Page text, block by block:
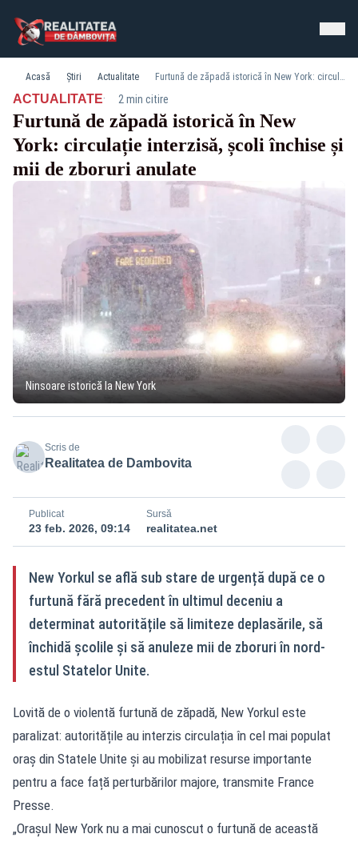
Acasă Știri Actualitate Furtună de zăpadă istorică în New York: circulație interzisă, școli închise și mii de zboruri anulate
ACTUALITATE· 2 min citire
Furtună de zăpadă istorică în New
York: circulație interzisă, școli închise și
mii de zboruri anulate
Ninsoare istorică la New York
Scris de
Realitatea de Dambovita
Publicat
23 feb. 2026, 09:14
Sursă
realitatea.net
New Yorkul se află sub stare de urgență după ce o
furtună fără precedent în ultimul deceniu a
determinat autoritățile să limiteze deplasările, să
închidă școlile și să anuleze mii de zboruri în nord-
estul Statelor Unite.
Lovită de o violentă furtună de zăpadă, New Yorkul este
paralizat: autoritățile au interzis circulația în cel mai populat
oraș din Statele Unite și au mobilizat resurse importante
pentru a face față perturbărilor majore, transmite France
Presse.
„Orașul New York nu a mai cunoscut o furtună de această